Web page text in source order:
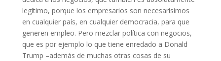
legítimo, porque los empresarios son necesarísimos
en cualquier país, en cualquier democracia, para que
generen empleo. Pero mezclar política con negocios,
que es por ejemplo lo que tiene enredado a Donald
Trump –además de muchas otras cosas de su